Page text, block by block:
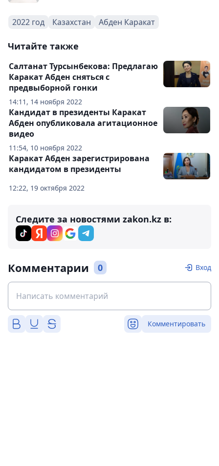
2022 год Казахстан Абден Каракат
Читайте также
14:11, 14 ноября 2022
Салтанат Турсынбекова: Предлагаю
Каракат Абден сняться с
предвыборной гонки
11:54, 10 ноября 2022
Кандидат в президенты Каракат
Абден опубликовала агитационное
видео
12:22, 19 октября 2022
Каракат Абден зарегистрирована
кандидатом в президенты
Следите за новостями zakon.kz в:
Комментарии 0 Вход
Комментировать